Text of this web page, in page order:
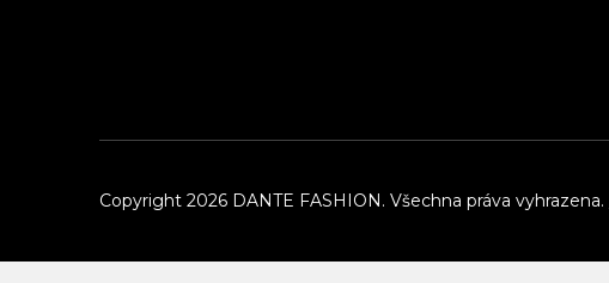
Copyright 2026 DANTE FASHION . Všechna práva vyhrazena.